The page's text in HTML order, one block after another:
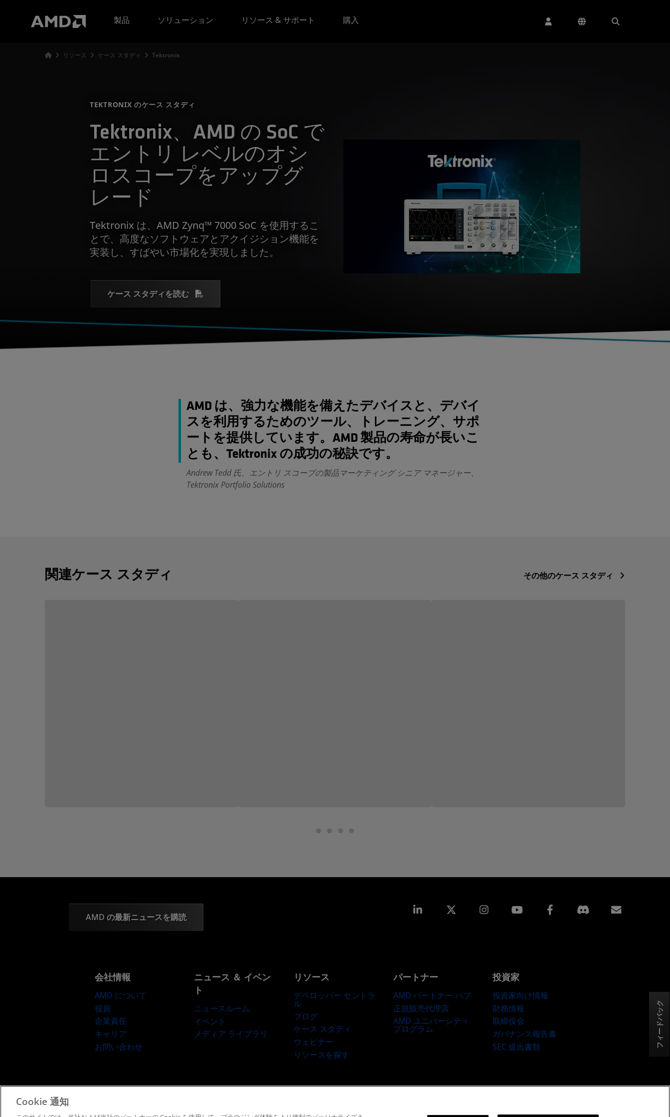
製品
ソリューション リソース & サポート 購入
リソース ケース スタディ Tektronix
TEKTRONIX のケース スタディ
Tektronix、AMD の SoC で
エントリ レベルのオシ
ロスコープをアップグ
レード
Tektronix は、AMD Zynq™ 7000 SoC を使用するこ
とで、高度なソフトウェアとアクイジション機能を
実装し、すばやい市場化を実現しました。
ケース スタディを読む
AMD は、強力な機能を備えたデバイスと、デバイ
スを利用するためのツール、トレーニング、サポ
ートを提供しています。AMD 製品の寿命が長いこ
とも、Tektronix の成功の秘訣です。
Andrew Tedd 氏、エントリ スコープの製品マーケティング シニア マネージャー、
Tektronix Portfolio Solutions
関連ケース スタディ その他のケース スタディ
フィードバック
AMD の最新ニュースを購読
Linkedin Instagram Facebook
会社情報
AMD について
役員
企業責任
キャリア
お問い合わせ
ニュース ＆ イベン
ト
ニュースルーム
イベント
メディア ライブラリ
リソース
デベロッパー セントラ
ル
ブログ
ケース スタディ
ウェビナー
リソースを探す
パートナー
AMD パートナー ハブ
正規販売代理店
AMD ユニバーシティ
プログラム
投資家
投資家向け情報
財務情報
取締役会
ガバナンス報告書
SEC 提出書類
Cookie 通知